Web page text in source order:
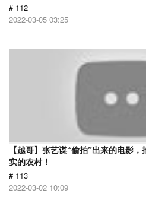
# 112
2022-03-05 03:25
【越哥】张艺谋“偷拍”出来的电影
实的农村！
# 113
2022-03-02 10:09